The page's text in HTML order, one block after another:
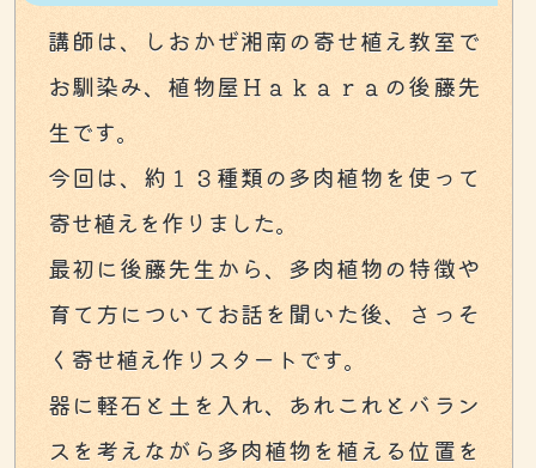
講師は、しおかぜ湘南の寄せ植え教室で
お馴染み、植物屋Ｈａｋａｒａの後藤先
生です。
今回は、約１３種類の多肉植物を使って
寄せ植えを作りました。
最初に後藤先生から、多肉植物の特徴や
育て方についてお話を聞いた後、さっそ
く寄せ植え作りスタートです。
器に軽石と土を入れ、あれこれとバラン
スを考えながら多肉植物を植える位置を